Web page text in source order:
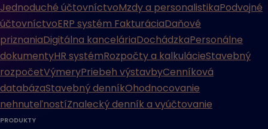
Jednoduché účtovníctvoMzdy a personalistikaPodvojné
účtovníctvoERP systém FakturáciaDaňové
priznaniaDigitálna kanceláriaDochádzkaPersonálne
dokumentyHR systémRozpočty a kalkulácieStavebný
rozpočetVýmeryPriebeh výstavbyCenníková
databázaStavebný denníkOhodnocovanie
nehnuteľnostíZnalecký denník a vyúčtovanie
PRODUKTY